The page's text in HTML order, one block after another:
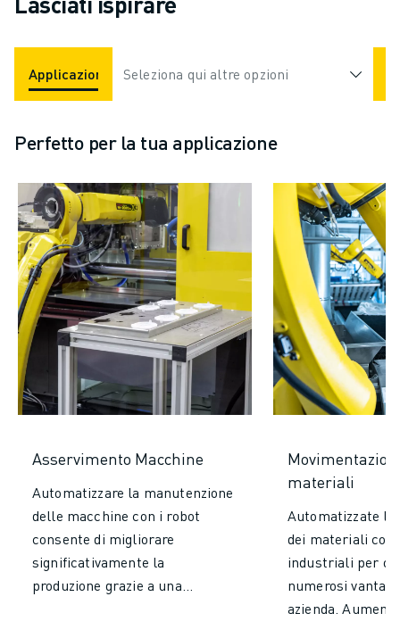
Applicazioni Settori
Seleziona qui altre opzioni
Perfetto per la tua applicazione
Asservimento Macchine
Automatizzare la manutenzione
delle macchine con i robot
consente di migliorare
significativamente la
produzione grazie a una
materiali
Automatizzate la
dei materiali con
industriali per
numerosi
azienda.